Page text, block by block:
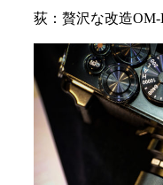
荻：贅沢な改造OM-